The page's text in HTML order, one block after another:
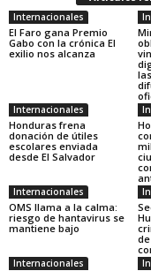
Internacionales
El Faro gana Premio
Gabo con la crónica El
exilio nos alcanza
Internacionales
Honduras frena
donación de útiles
escolares enviada
desde El Salvador
Internacionales
OMS llama a la calma:
riesgo de hantavirus se
mantiene bajo
Internacionales